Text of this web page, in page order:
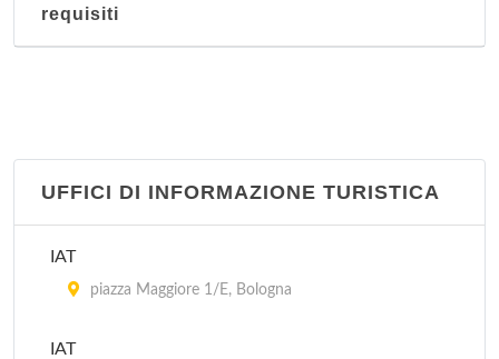
requisiti
UFFICI DI INFORMAZIONE TURISTICA
IAT
piazza Maggiore 1/E, Bologna
IAT